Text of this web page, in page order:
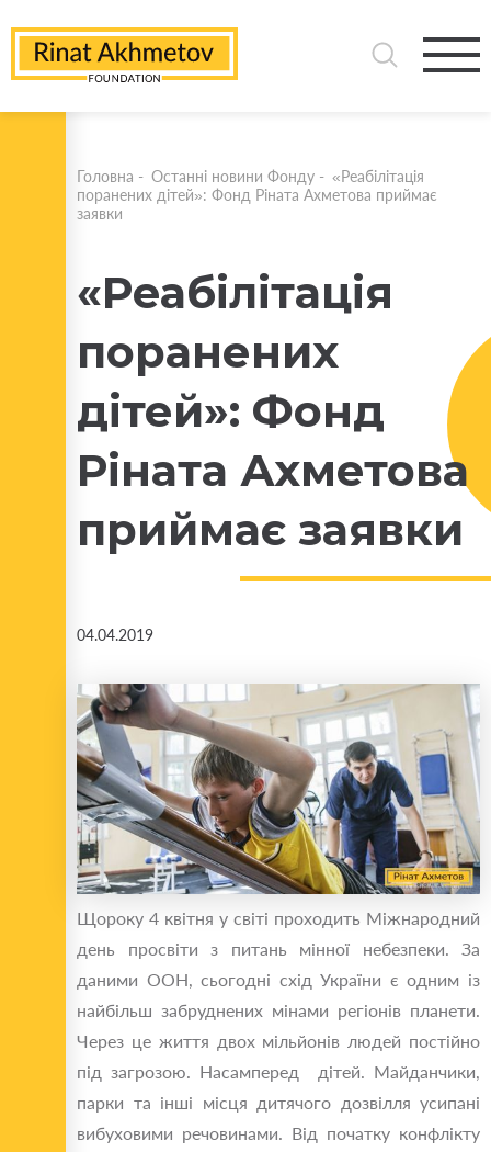
Головна - Останні новини Фонду - «Реабілітація
поранених дітей»: Фонд Ріната Ахметова приймає
заявки
«Реабілітація
поранених
дітей»: Фонд
Ріната Ахметова
приймає заявки
04.04.2019
Щороку 4 квітня у світі проходить Міжнародний
день просвіти з питань мінної небезпеки. За
даними ООН, сьогодні схід України є одним із
найбільш забруднених мінами регіонів планети.
Через це життя двох мільйонів людей постійно
під загрозою. Насамперед дітей. Майданчики,
парки та інші місця дитячого дозвілля усипані
вибуховими речовинами. Від початку конфлікту